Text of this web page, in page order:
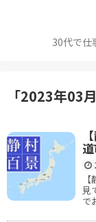
30代で仕
「2023年03
見
で